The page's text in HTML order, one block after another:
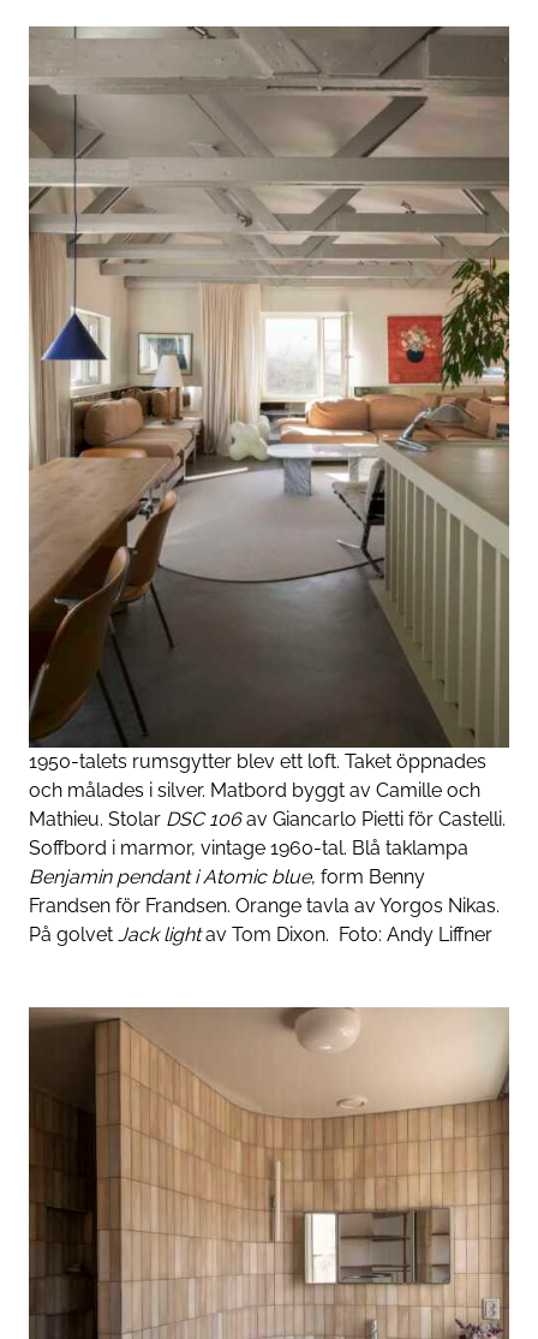
1950-talets rumsgytter blev ett loft. Taket öppnades
och målades i silver. Matbord byggt av Camille och
Mathieu. Stolar DSC 106av Giancarlo Pietti för Castelli.
Soffbord i marmor, vintage 1960-tal. Blå taklampa
Benjamin pendantiAtomic blue, form Benny
Frandsen för Frandsen. Orange tavla av Yorgos Nikas.
På golvet Jack lightav Tom Dixon. Foto: Andy Liffner